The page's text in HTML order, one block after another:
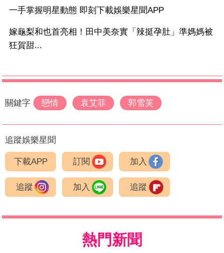
一手掌握明星動態 即刻下載娛樂星聞APP
嫁龜梨和也首亮相！田中美奈實「辣挺孕肚」準媽媽被
狂賀甜...
關鍵字 戀情 袁艾菲 郭雪芙
追蹤娛樂星聞
下載APP 訂閱 加入
追蹤 加入 追蹤
熱門新聞